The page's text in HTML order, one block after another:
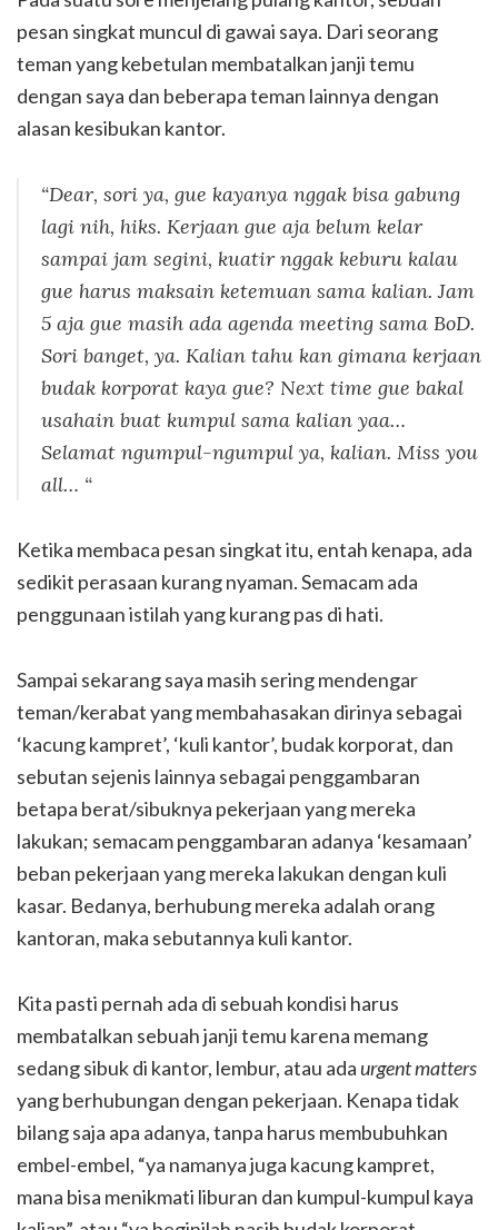
pesan singkat muncul di gawai saya. Dari seorang
teman yang kebetulan membatalkan janji temu
dengan saya dan beberapa teman lainnya dengan
alasan kesibukan kantor.
“Dear, sori ya, gue kayanya nggak bisa gabung
lagi nih, hiks. Kerjaan gue aja belum kelar
sampai jam segini, kuatir nggak keburu kalau
gue harus maksain ketemuan sama kalian. Jam
5 aja gue masih ada agenda meeting sama BoD.
Sori banget, ya. Kalian tahu kan gimana kerjaan
budak korporat kaya gue? Next time gue bakal
usahain buat kumpul sama kalian yaa…
Selamat ngumpul-ngumpul ya, kalian. Miss you
all… “
Ketika membaca pesan singkat itu, entah kenapa, ada
sedikit perasaan kurang nyaman. Semacam ada
penggunaan istilah yang kurang pas di hati.
Sampai sekarang saya masih sering mendengar
teman/kerabat yang membahasakan dirinya sebagai
‘kacung kampret’, ‘kuli kantor’, budak korporat, dan
sebutan sejenis lainnya sebagai penggambaran
betapa berat/sibuknya pekerjaan yang mereka
lakukan; semacam penggambaran adanya ‘kesamaan’
beban pekerjaan yang mereka lakukan dengan kuli
kasar. Bedanya, berhubung mereka adalah orang
kantoran, maka sebutannya kuli kantor.
Kita pasti pernah ada di sebuah kondisi harus
membatalkan sebuah janji temu karena memang
sedang sibuk di kantor, lembur, atau adaurgent matters
yang berhubungan dengan pekerjaan. Kenapa tidak
bilang saja apa adanya, tanpa harus membubuhkan
embel-embel, “ya namanya juga kacung kampret,
mana bisa menikmati liburan dan kumpul-kumpul kaya